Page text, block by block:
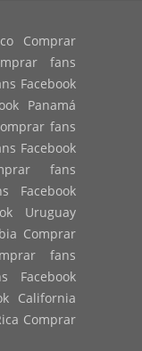
Comprar
fans
Facebook
Panamá
fans
Facebook
fans
Facebook
Uruguay
Comprar
fans
Facebook
California
Comprar